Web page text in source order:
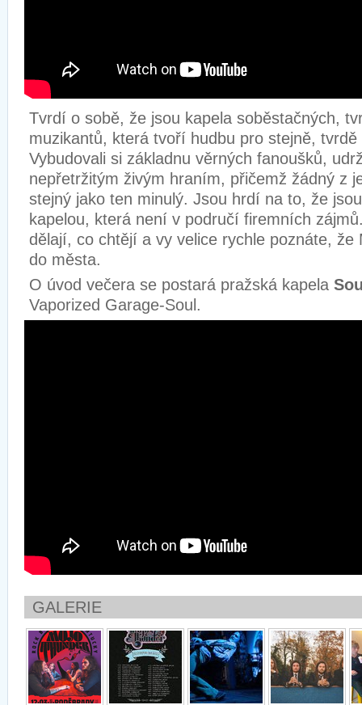
Tvrdí o sobě, že jsou kapela soběstačných,
muzikantů, která tvoří hudbu pro stejně,
Vybudovali si základnu věrných fanoušků,
nepřetržitým živým hraním, přičemž žádný z
stejný jako ten minulý. Jsou hrdí na to, že
kapelou, která není v područí firemních
dělají, co chtějí a vy velice rychle poznáte, že
do města.
O úvod večera se postará pražská kapela
Vaporized Garage-Soul.
GALERIE